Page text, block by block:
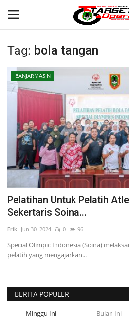
Login
Home
Contact
BANJARMASIN
KRIMINAL
HUKUM
PERISTIWA
POLITIK
WISATA
KULINER
TO CHANEL
Tag: bola tangan
BANJARMASIN
Pelatihan Untuk Pelatih
Sekertaris Soina...
Erik Jun 30, 2024 0 96
Special Olimpic Indonesia (Soina)
pelatih yang mengajarkan...
BERITA POPULER
Minggu Ini Bulan Ini